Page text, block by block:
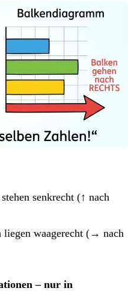
senkrecht (↑ nach
liegen waagerecht (→ nach
– nur in